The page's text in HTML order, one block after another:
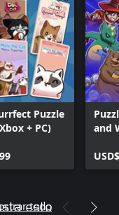
Puzzle
+ PC)
and
esto
todo